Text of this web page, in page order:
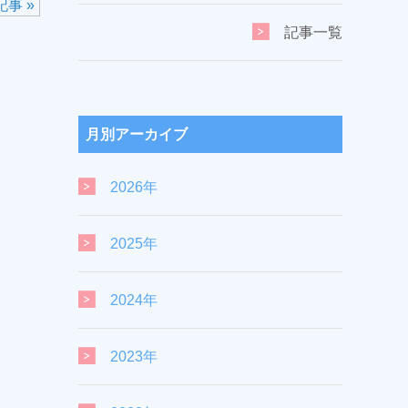
事 »
記事一覧
月別アーカイブ
2026年
2025年
2024年
2023年